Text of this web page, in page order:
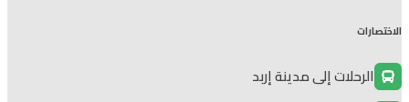
الاختصارات
الرحلات إلى مدينة إربد